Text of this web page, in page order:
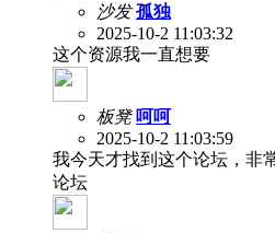
沙发 孤独
2025-10-2 11:03:32
这个资源我一直想要
板凳 呵呵
2025-10-2 11:03:59
我今天才找到这个论坛，非
论坛